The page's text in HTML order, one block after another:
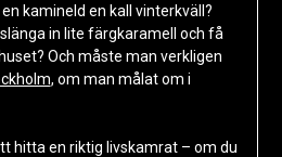
kamineld en kall vinterkväll?
in lite färgkaramell och få
Och måste man verkligen
, om man målat om i
hitta en riktig livskamrat – om du